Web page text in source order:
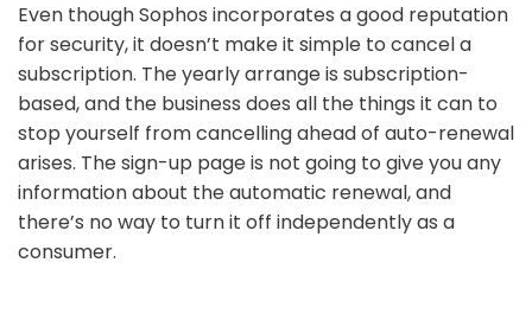
Even though Sophos incorporates a good reputation
for security, it doesn’t make it simple to cancel a
subscription. The yearly arrange is subscription-
based, and the business does all the things it can to
stop yourself from cancelling ahead of auto-renewal
arises. The sign-up page is not going to give you any
information about the automatic renewal, and
there’s no way to turn it off independently as a
consumer.